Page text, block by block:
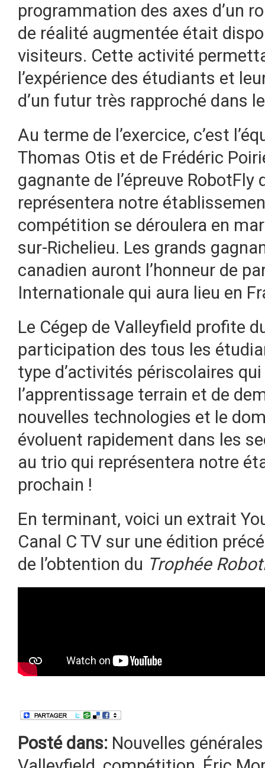
programmation des axes d’un
de réalité augmentée était
visiteurs. Cette activité
l’expérience des étudiants et
d’un futur très rapproché dans
Au terme de l’exercice, c’est
Thomas Otis et de Frédéric
gagnante de l’épreuve RobotFly
représentera notre
compétition se déroulera en
sur-Richelieu. Les grands
canadien auront l’honneur de
Internationale qui aura lieu en
Le Cégep de Valleyfield profite
participation des tous les
type d’activités périscolaires
l’apprentissage terrain et de
nouvelles technologies et le
évoluent rapidement dans les
au trio qui représentera notre
prochain !
En terminant, voici un extrait
Canal C TV sur une édition
de l’obtention du Trophée
Posté dans: Nouvelles générales